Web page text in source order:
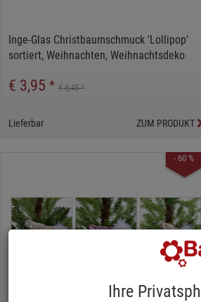
Inge-Glas Christbaumschmuck 'Lollipop'
sortiert, Weihnachten, Weihnachtsdeko
€ 3,95 * € 8,45*
Lieferbar ZUM PRODUKT
- 60 %
Ihre